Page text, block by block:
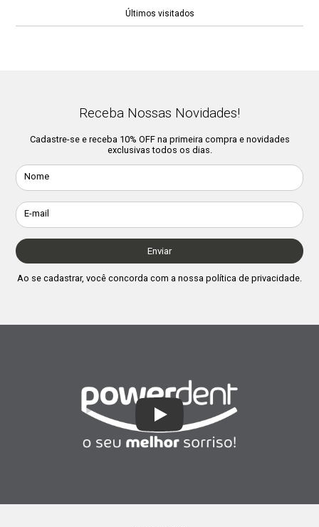
Visite seu dentista regularmente, ele indicará o melhor tipo de
escova para você. Mantenha o produto fora do alcance de crianças.
Resina termoplástica, elastômero, nylon, âncoras metálicas e
Últimos visitados
Receba Nossas Novidades!
Cadastre-se e receba 10% OFF na primeira compra e novidades
exclusivas todos os dias.
Nome
E-mail
Enviar
Ao se cadastrar, você concorda com a nossa política de privacidade.
Play Video